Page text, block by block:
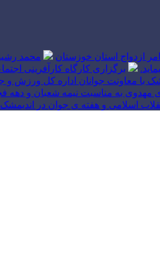
امر ازدواج استان خوزستان
محمد
برگزاری کارگاه کارآفرینی
با معاونت جوانان اداره کل ورزش و
مهدوی به مناسبت نیمه شعبان و دهه
اسلامی و هفته ی جوان در